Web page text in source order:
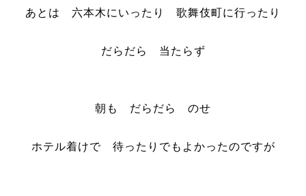
あとは 六本木にいったり 歌舞伎町に行ったり
だらだら 当たらず
朝も だらだら のせ
ホテル着けで 待ったりでもよかったのですが